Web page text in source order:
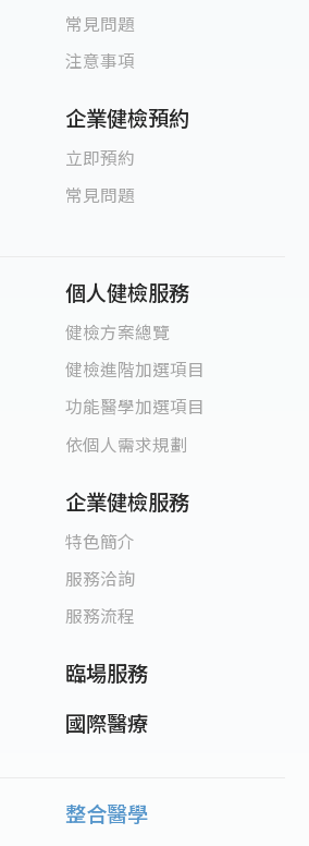
常見問題
注意事項
企業健檢預約
立即預約
常見問題
個人健檢服務
健檢方案總覽
健檢進階加選項目
功能醫學加選項目
依個人需求規劃
企業健檢服務
特色簡介
服務洽詢
服務流程
臨場服務
國際醫療
整合醫學